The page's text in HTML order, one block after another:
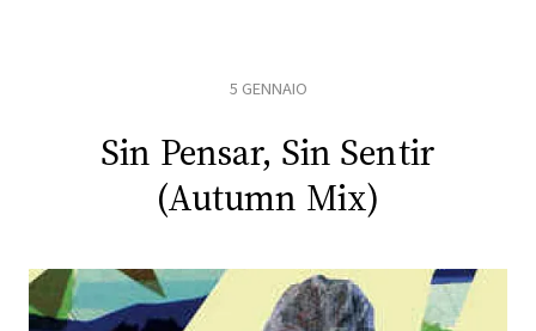
RADIO
NEWS
5 GENNAIO
Sin Pensar, Sin Sentir
(Autumn Mix)